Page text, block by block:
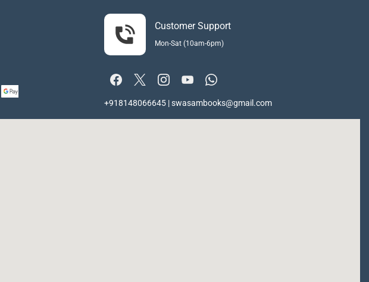
Customer Support
Mon-Sat (10am-6pm)
+918148066645 | swasambooks@gmail.com